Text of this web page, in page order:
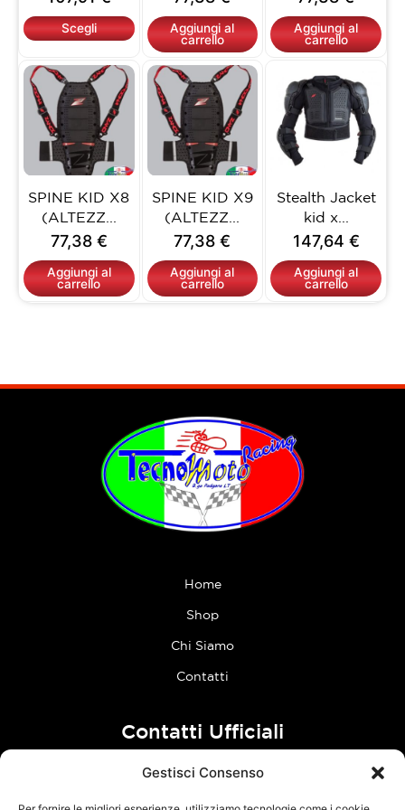
Gestisci Consenso
Scegli
scelte
nella
pagina
del
prodotto
Aggiungi al
carrello
Aggiungi al
carrello
SPINE KID X8
(ALTEZZ...
77,38 €
Aggiungi al
carrello
SPINE KID X9
(ALTEZZ...
77,38€
Aggiungi al
carrello
Stealth Jacket
kid x...
147,64 €
Aggiungi al
carrello
Home
Shop
Chi Siamo
Contatti
Contatti Ufficiali